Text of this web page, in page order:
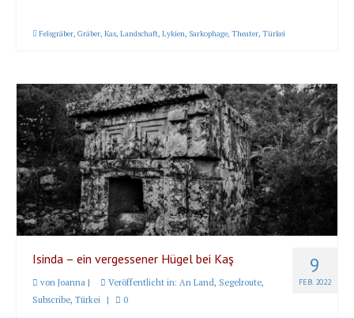
Felsgräber, Gräber, Kas, Landschaft, Lykien, Sarkophage, Theater, Türkei
9
FEB. 2022
Isinda – ein vergessener Hügel bei Kaş
von Joanna | Veröffentlicht in: An Land, Segelroute,
Subscribe, Türkei | 0